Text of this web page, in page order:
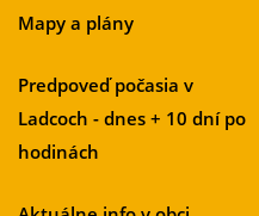
Mapy a plány
Predpoveď počasia v
Ladcoch - dnes + 10 dní po
hodinách